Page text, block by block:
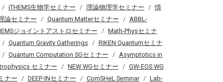
iTHEMS生物学セミナー
理論物理学セミナー
情
論セミナー
Quantum Matterセミナー
ABBL-
ジョイントアストロセミナー
Math-Physセミナ
Quantum Gravity Gatherings
RIKEN Quantumセミナ
Quantum Computation SGセミナー
Asymptotics in
セミナー
NEW WGセミナー
GW-EOS WG
ナー
DEEP-INセミナー ComSHeL Seminar Lab-